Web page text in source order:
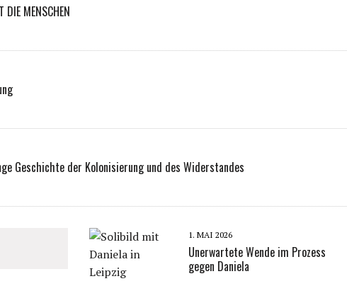
DIE MENSCHEN
Geschichte der Kolonisierung und des Widerstandes
1. MAI 2026
Unerwartete Wende im Prozess
gegen Daniela